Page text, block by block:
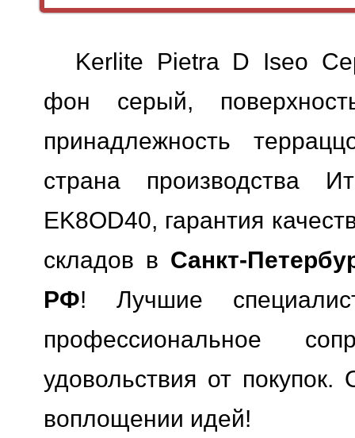
Kerlite Pietra D Iseo
фон серый,
принадлежность
страна производства
EK8OD40, гарантия
складов в Санкт-
РФ! Лучшие
профессиональное
удовольствия от
воплощении идей!